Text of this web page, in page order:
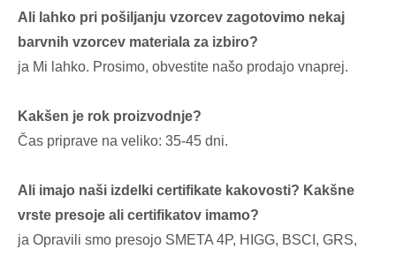
Ali lahko pri pošiljanju vzorcev zagotovimo nekaj
barvnih vzorcev materiala za izbiro?
ja Mi lahko. Prosimo, obvestite našo prodajo vnaprej.
Kakšen je rok proizvodnje?
Čas priprave na veliko: 35-45 dni.
Ali imajo naši izdelki certifikate kakovosti? Kakšne
vrste presoje ali certifikatov imamo?
ja Opravili smo presojo SMETA 4P, HIGG, BSCI, GRS,